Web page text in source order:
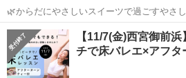
🌿からだにやさしいスイーツで過ごすやさ
えて 〜 ホッと一息、自分にやさしいご褒美時間を。 オーガニック・
ヴィーガン・グルテンフリーのスイーツと
体をゆるめる「やさし...
兵庫 西宮市 甲子園口駅 ワーク
【11/7(金)西宮御前
チで床バレエ×アフ